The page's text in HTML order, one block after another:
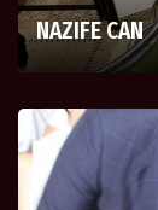
NAZIFE CAN